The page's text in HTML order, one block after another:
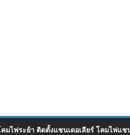
มไฟระย้า ติดตั้งแชนเดอเลียร์ โคมไฟแช